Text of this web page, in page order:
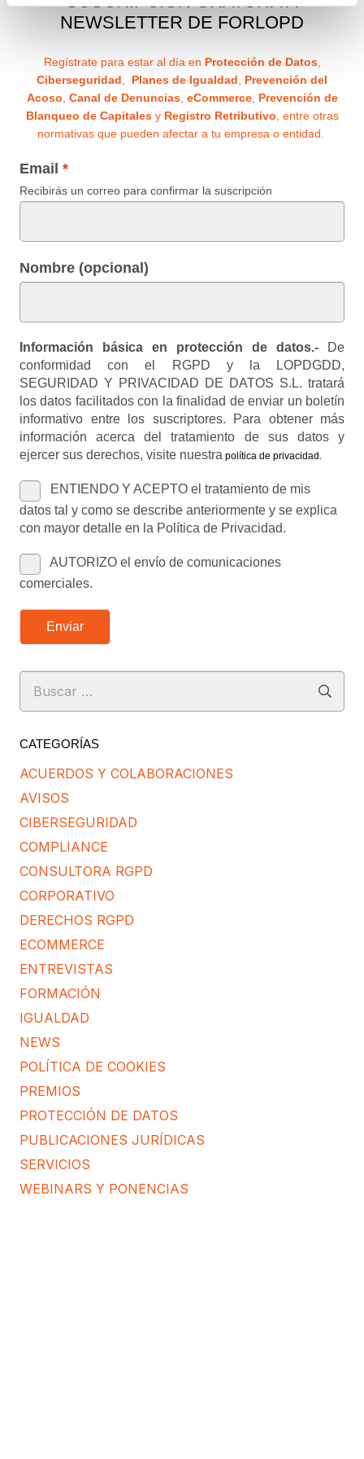
NEWSLETTER DE FORLOPD
Regístrate para estar al día en Protección de Datos,
Ciberseguridad, Planes de Igualdad, Prevención del
Acoso, Canal de Denuncias, eCommerce, Prevención de
Blanqueo de Capitalesy Registro Retributivo, entre otras
normativas que pueden afectar a tu empresa o entidad.
Email
Recibirás un correo para confirmar la suscripción
Nombre (opcional)
Información básica en protección de datos.- De
conformidad con el RGPD y la LOPDGDD,
SEGURIDAD Y PRIVACIDAD DE DATOS S.L. tratará
los datos facilitados con la finalidad de enviar un boletín
informativo entre los suscriptores. Para obtener más
información acerca del tratamiento de sus datos y
ejercer sus derechos, visite nuestra política de privacidad .
ENTIENDO Y ACEPTO el tratamiento de mis
datos tal y como se describe anteriormente y se explica
con mayor detalle en la Política de Privacidad.
AUTORIZO el envío de comunicaciones
comerciales.
Enviar
Buscar:
CATEGORÍAS
ACUERDOS Y COLABORACIONES
AVISOS
CIBERSEGURIDAD
COMPLIANCE
CONSULTORA RGPD
CORPORATIVO
DERECHOS RGPD
ECOMMERCE
ENTREVISTAS
FORMACIÓN
IGUALDAD
NEWS
POLÍTICA DE COOKIES
PREMIOS
PROTECCIÓN DE DATOS
PUBLICACIONES JURÍDICAS
SERVICIOS
WEBINARS Y PONENCIAS